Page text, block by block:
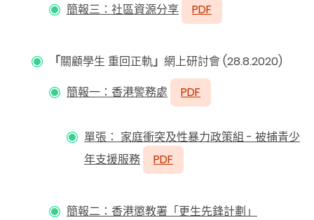
簡報三：社區資源分享 PDF
「關顧學生 重回正軌」 網上研討會 (28.8.2020)
簡報一：香港警務處
PDF
單張： 家庭衝突及性暴力政策組 - 被捕青少
年支援服務
PDF
簡報二：香港懲教署「更生先鋒計劃」